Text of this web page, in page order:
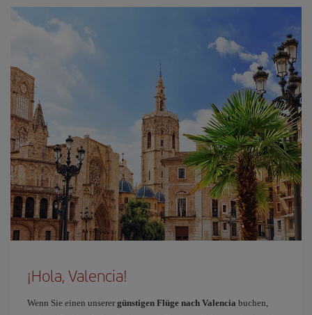
¡Hola, Valencia!
Wenn Sie einen unserer günstigen Flüge nach Valencia buchen,